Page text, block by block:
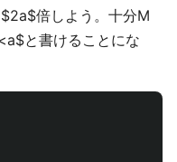
倍しよう。十分M
と書けることにな